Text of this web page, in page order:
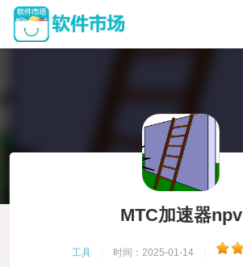
MTC加速器npv
工具 时间：2025-01-14